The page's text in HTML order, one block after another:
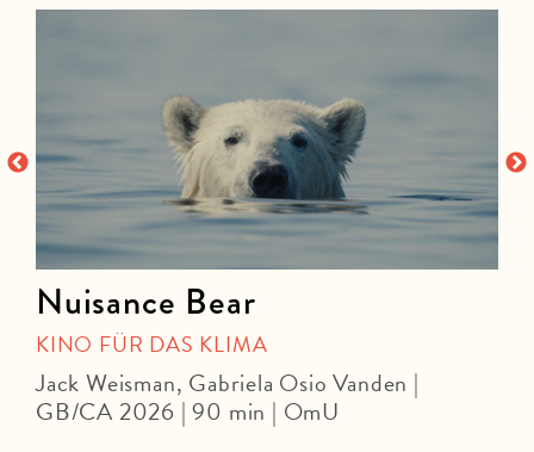
Nuisance Bear
KINO FÜR DAS KLIMA
Jack Weisman, Gabriela Osio Vanden |
GB/CA 2026 | 90 min | OmU